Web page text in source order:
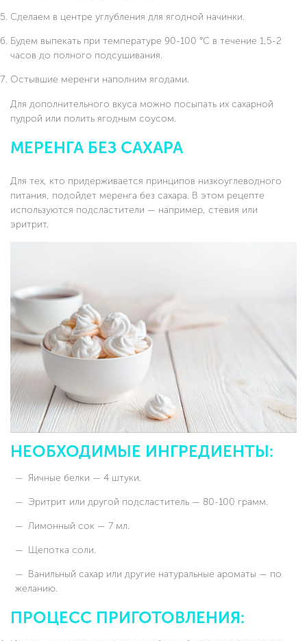
Сделаем в центре углубления для ягодной начинки.
Будем выпекать при температуре 90-100 °C в течение 1,5-2
часов до полного подсушивания.
Остывшие меренги наполним ягодами.
Для дополнительного вкуса можно посыпать их сахарной
пудрой или полить ягодным соусом.
МЕРЕНГА БЕЗ САХАРА
Для тех, кто придерживается принципов низкоуглеводного
питания, подойдет меренга без сахара. В этом рецепте
используются подсластители — например, стевия или
эритрит.
НЕОБХОДИМЫЕ ИНГРЕДИЕНТЫ:
Яичные белки — 4 штуки.
Эритрит или другой подсластитель — 80-100 грамм.
Лимонный сок — 7 мл.
Щепотка соли.
Ванильный сахар или другие натуральные ароматы — по
желанию.
ПРОЦЕСС ПРИГОТОВЛЕНИЯ: